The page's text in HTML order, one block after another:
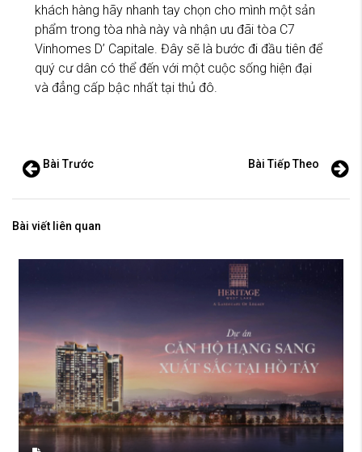
khách hàng hãy nhanh tay chọn cho mình một sản
phẩm trong tòa nhà này và nhận ưu đãi tòa C7
Vinhomes D’ Capitale. Đây sẽ là bước đi đầu tiên để
quý cư dân có thể đến với một cuộc sống hiện đại
và đẳng cấp bậc nhất tại thủ đô.
Bài Trước Bài Tiếp Theo
Bài viết liên quan